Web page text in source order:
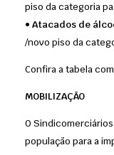
piso da categoria
•⁠ ⁠Atacados de
/novo piso da
Confira a tabela
MOBILIZAÇÃO
O
população para a